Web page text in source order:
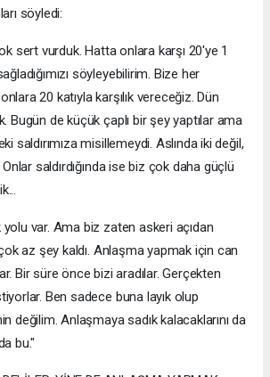
söyledi:
sert vurduk. Hatta onlara karşı 20'ye 1
söyleyebilirim. Bize her
20 katıyla karşılık vereceğiz. Dün
Bugün de küçük çaplı bir şey yaptılar ama
saldırımıza misillemeydi. Aslında iki değil,
saldırdığında ise biz çok daha güçlü
var. Ama biz zaten askeri açıdan
az şey kaldı. Anlaşma yapmak için can
Bir süre önce bizi aradılar. Gerçekten
Ben sadece buna layık olup
değilim. Anlaşmaya sadık kalacaklarını da
bu."